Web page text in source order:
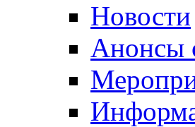
Новости
Анонсы